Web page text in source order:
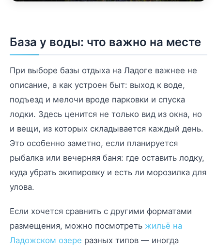
База у воды: что важно на месте
При выборе базы отдыха на Ладоге важнее не
описание, а как устроен быт: выход к воде,
подъезд и мелочи вроде парковки и спуска
лодки. Здесь ценится не только вид из окна, но
и вещи, из которых складывается каждый день.
Это особенно заметно, если планируется
рыбалка или вечерняя баня: где оставить лодку,
куда убрать экипировку и есть ли морозилка для
улова.
Если хочется сравнить с другими форматами
размещения, можно посмотреть жильё на
Ладожском озере разных типов — иногда